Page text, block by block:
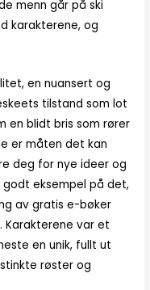
menn går på ski
karakterene, og
en nuansert og
tilstand som lot
en blidt bris som rører
er måten det kan
deg for nye ideer og
eksempel på det,
av gratis e-bøker
Karakterene var et
en unik, fullt ut
røster og